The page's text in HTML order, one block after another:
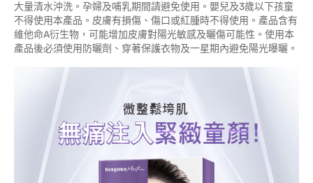
大量清水沖洗。孕婦及哺乳期間請避免使用。嬰兒及3歲以下孩童
不得使用本產品。皮膚有損傷、傷口或紅腫時不得使用。產品含有
維他命A衍生物，可能增加皮膚對陽光敏感及曬傷可能性。使用本
產品後必須使用防曬劑、穿著保護衣物及一星期內避免陽光曝曬。